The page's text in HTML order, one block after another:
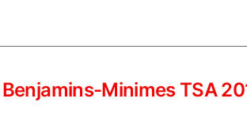
Minimes TSA